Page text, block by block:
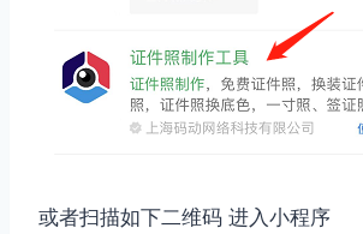
或者扫描如下二维码 进入小程序